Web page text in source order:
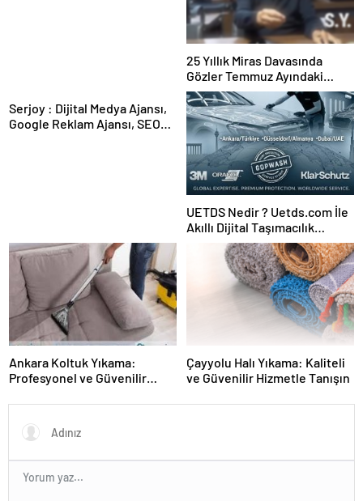
25 Yıllık Miras Davasında
Gözler Temmuz Ayındaki
Karar Duruşmasına Çevrildi
Serjoy : Dijital Medya Ajansı,
Google Reklam Ajansı, SEO
UETDS Nedir ? Uetds.com İle
Akıllı Dijital Taşımacılık
Yazılımı
Ankara Koltuk Yıkama:
Profesyonel ve Güvenilir
Çayyolu Halı Yıkama: Kaliteli
ve Güvenilir Hizmetle Tanışın